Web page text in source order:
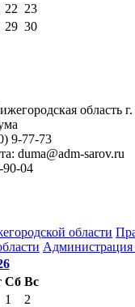
22 23
29 30
область
9-77-73
duma@adm-sarov.ru
04
области
Администрация
Сб Вс
1
2